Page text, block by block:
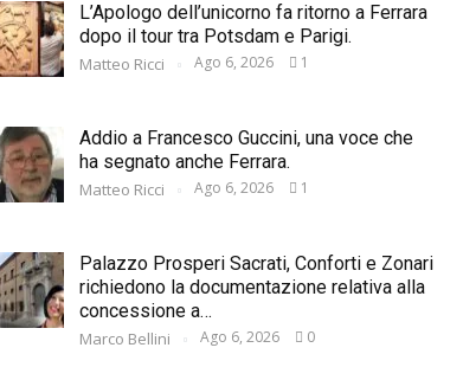
L’Apologo dell’unicorno fa ritorno a Ferrara
dopo il tour tra Potsdam e Parigi.
Matteo Ricci Ago 6, 2026 1
Addio a Francesco Guccini, una voce che
ha segnato anche Ferrara.
Matteo Ricci Ago 6, 2026 1
Palazzo Prosperi Sacrati, Conforti e Zonari
richiedono la documentazione relativa alla
concessione a…
Marco Bellini Ago 6, 2026 0